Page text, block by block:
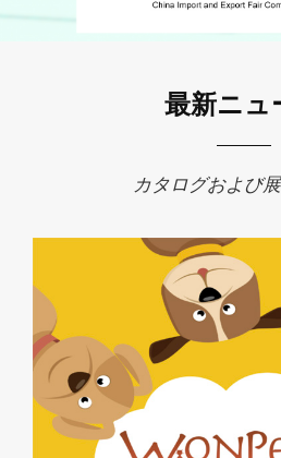
最新ニュ
カタログおよび